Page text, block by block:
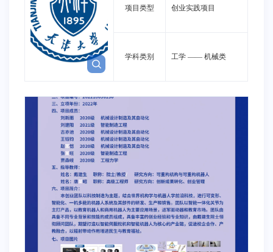
项目类型 创业实践项目
学科类别 工学 ——机械类